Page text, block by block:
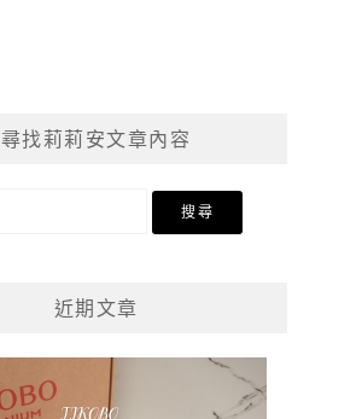
尋找莉莉安文章內容
近期文章